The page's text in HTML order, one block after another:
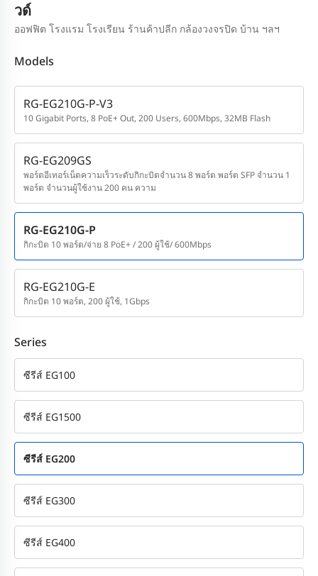
วด์
ออฟฟิต โรงแรม โรงเรียน ร้านค้าปลีก กล้องวงจรปิด บ้าน ฯลฯ
Models
RG-EG210G-P-V3
10 Gigabit Ports, 8 PoE+ Out, 200 Users, 600Mbps, 32MB Flash
RG-EG209GS
พอร์ตอีเทอร์เน็ตความเร็วระดับกิกะบิตจำนวน 8 พอร์ต พอร์ต SFP จำนวน 1
พอร์ต จำนวนผู้ใช้งาน 200 คน ความ
RG-EG210G-P
กิกะบิต 10 พอร์ต/จ่าย 8 PoE+ / 200 ผู้ใช้/ 600Mbps
RG-EG210G-E
กิกะบิต 10 พอร์ต, 200 ผู้ใช้, 1Gbps
Series
ซีรีส์ EG100
ซีรีส์ EG1500
ซีรีส์ EG200
ซีรีส์ EG300
ซีรีส์ EG400